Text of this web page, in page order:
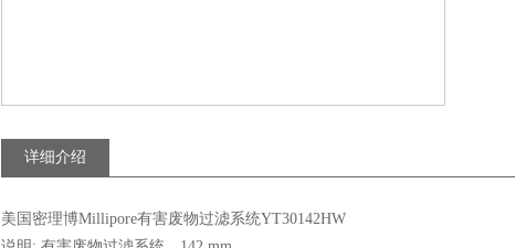
详细介绍
美国密理博Millipore有害废物过滤系统YT30142HW